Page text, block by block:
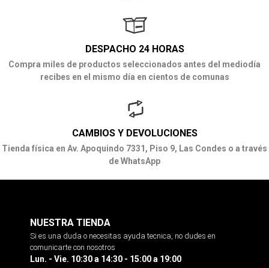
DESPACHO 24 HORAS
Compra miles de productos seleccionados antes del mediodía
recibes en el mismo día en cientos de comunas
CAMBIOS Y DEVOLUCIONES
Tienda física en Av. Apoquindo 7331, Piso 9, Las Condes o a través
de WhatsApp
NUESTRA TIENDA
Si es una duda o necesitas ayuda tecnica, no dudes en
comunicarte con nosotros
Lun. - Vie. 10:30 a 14:30 - 15:00 a 19:00